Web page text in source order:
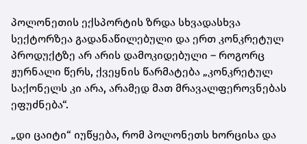
პოლონეთის ექსპორტის ზრდა სხვადასხვა
სექტორზეა გადანაწილებული და ერთ კონკრეტულ
პროდუქტზე არ არის დამოკიდებული – როგორც
ჟურნალი წერს, ქვეყნის წარმატება „კონკრეტულ
საქონელს კი არა, არამედ მათ მრავალფეროვნებას
ეფუძნება“.
„დი ცაიტი“ იუწყება, რომ პოლონეთს ხორცისა და